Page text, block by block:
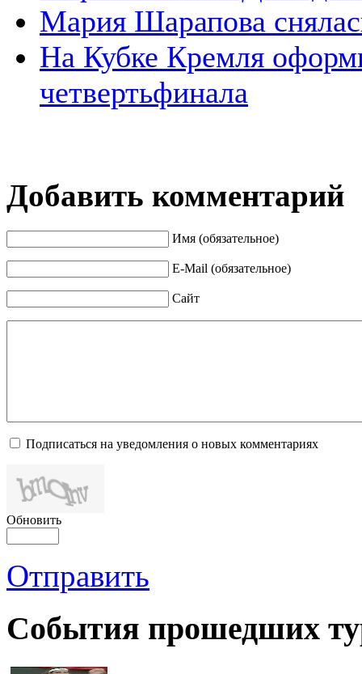
Мария Шарапова
На Кубке Кремля
четвертьфинала
Добавить комментарий
Имя (обязательное)
E-Mail (обязательное)
Сайт
Подписаться на уведомления о новых комментариях
Обновить
Отправить
События прошедших